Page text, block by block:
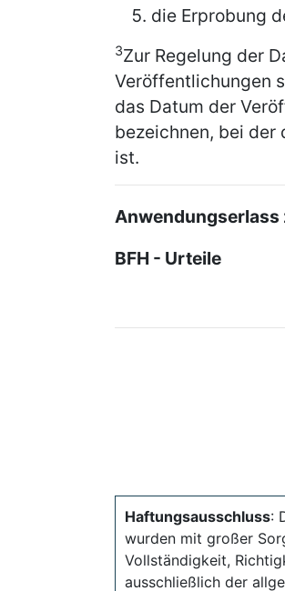
die Erprobung
3Zur Regelung der
Veröffentlichungen
das Datum der
bezeichnen, bei
ist.
Anwendungserlass
BFH - Urteile
Haftungsausschluss:
wurden mit großer
Vollständigkeit,
ausschließlich der